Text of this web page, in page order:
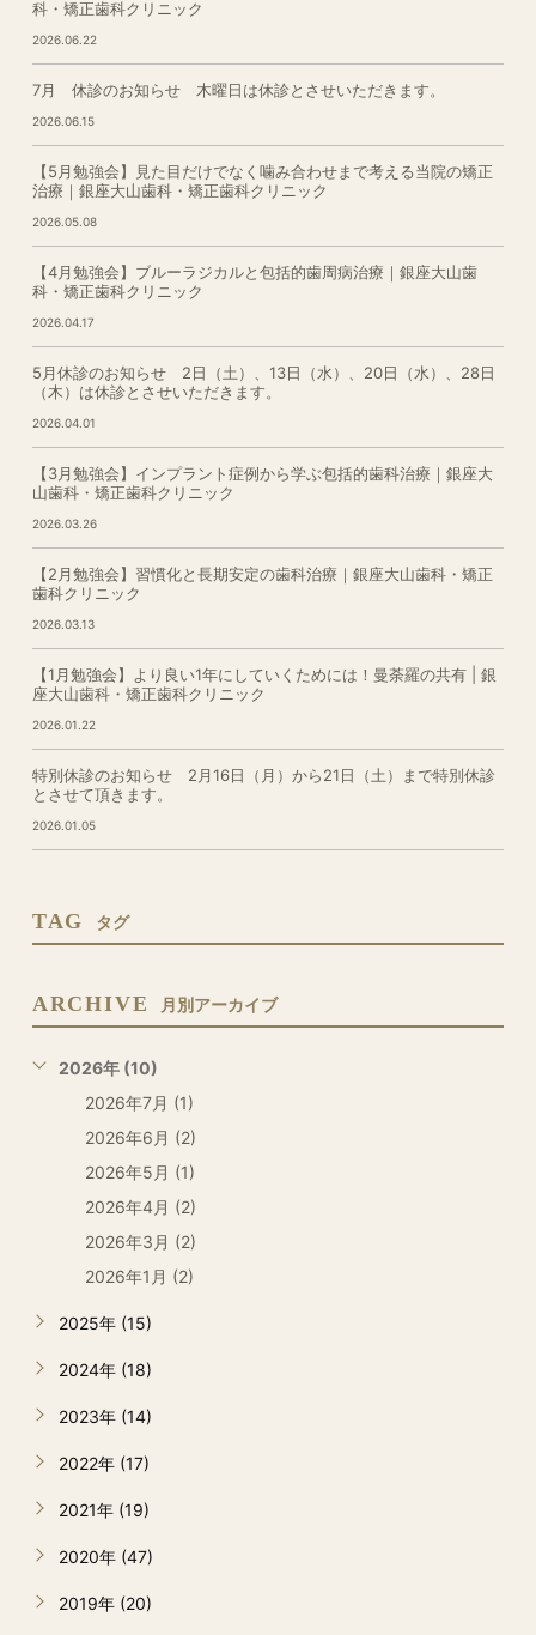
科・矯正歯科クリニック
2026.06.22
7月 休診のお知らせ 木曜日は休診とさせいただきます。
2026.06.15
【5月勉強会】見た目だけでなく噛み合わせまで考える当院の矯正
治療｜銀座大山歯科・矯正歯科クリニック
2026.05.08
【4月勉強会】ブルーラジカルと包括的歯周病治療｜銀座大山歯
科・矯正歯科クリニック
2026.04.17
5月休診のお知らせ 2日（土）、13日（水）、20日（水）、28日
（木）は休診とさせいただきます。
2026.04.01
【3月勉強会】インプラント症例から学ぶ包括的歯科治療｜銀座大
山歯科・矯正歯科クリニック
2026.03.26
【2月勉強会】習慣化と長期安定の歯科治療｜銀座大山歯科・矯正
歯科クリニック
2026.03.13
【1月勉強会】より良い1年にしていくためには！曼荼羅の共有 | 銀
座大山歯科・矯正歯科クリニック
2026.01.22
特別休診のお知らせ 2月16日（月）から21日（土）まで特別休診
とさせて頂きます。
2026.01.05
TAG タグ
ARCHIVE 月別アーカイブ
2026年 (10)
2026年7月 (1)
2026年6月 (2)
2026年5月 (1)
2026年4月 (2)
2026年3月 (2)
2026年1月 (2)
2025年 (15)
2024年 (18)
2023年 (14)
2022年 (17)
2021年 (19)
2020年 (47)
2019年 (20)